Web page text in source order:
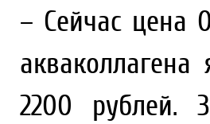
– Сейчас цена
акваколлагена
2200 рублей.